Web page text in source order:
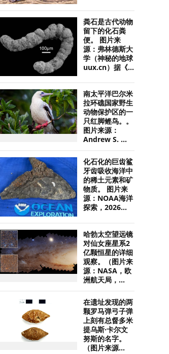
粪石是古代动物
留下的化石粪
便。 图片来
源：弗林德斯大
学（神秘的地球
uux.cn）据《...
南太平洋巴尔米
拉环礁国家野生
动物保护区的一
只红脚鲣鸟。。
图片来源：
Andrew S. ...
化石化的巨齿鲨
牙齿吸收海洋中
的稀土元素和矿
物质。 图片来
源：NOAA海洋
探索，2026...
哈勃太空望远镜
对仙女座星系2
亿颗恒星的详细
观察。（图片来
源：NASA，欧
洲航天局，...
在遗址发现的两
颗罗马弹弓子弹
上刻有总督多米
提乌斯·卡尔文
努斯的名字。
（图片来源...